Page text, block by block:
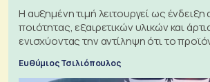
Η αυξημένη τιμή λειτουργεί ως
ποιότητας, εξαιρετικών υλικών και
ενισχύοντας την αντίληψη ότι το
Ευθύμιος Τσιλιόπουλος